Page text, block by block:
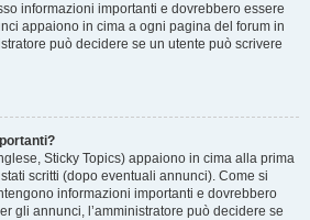
informazioni importanti e dovrebbero essere
appaiono in cima a ogni pagina del forum in
può decidere se un utente può scrivere
Sticky Topics) appaiono in cima alla prima
scritti (dopo eventuali annunci). Come si
informazioni importanti e dovrebbero
gli annunci, l’amministratore può decidere se